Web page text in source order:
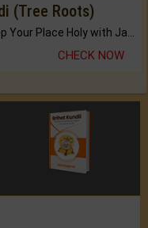
(Tree Roots)
CHECK NOW